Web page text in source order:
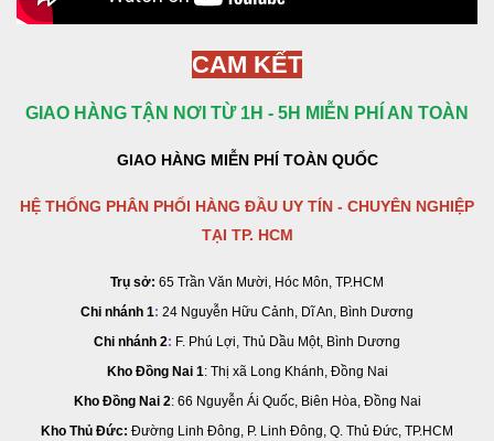
CAM KẾT
GIAO HÀNG TẬN NƠI TỪ 1H - 5H MIỄN PHÍ AN TOÀN
GIAO HÀNG MIỄN PHÍ TOÀN QUỐC
HỆ THỐNG PHÂN PHỐI HÀNG ĐẦU UY TÍN - CHUYÊN NGHIỆP
TẠI TP. HCM
Trụ sở: 65 Trần Văn Mười, Hóc Môn, TP.HCM
Chi nhánh 1: 24 Nguyễn Hữu Cảnh, Dĩ An, Bình Dương
Chi nhánh 2: F. Phú Lợi, Thủ Dầu Một, Bình Dương
Kho Đồng Nai 1: Thị xã Long Khánh, Đồng Nai
Kho Đồng Nai 2: 66 Nguyễn Ái Quốc, Biên Hòa, Đồng Nai
Kho Thủ Đức: Đường Linh Đông, P. Linh Đông, Q. Thủ Đức, TP.HCM